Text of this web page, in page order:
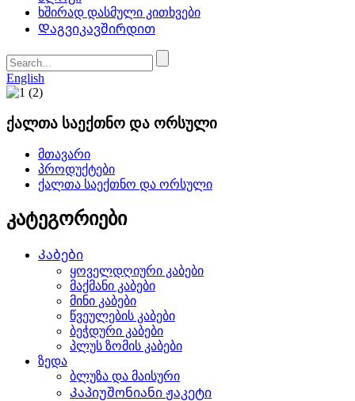
ხშირად დასმული კითხვები
Დაგვიკავშირდით
English
ქალთა საექთნო და ორსული
მთავარი
პროდუქტები
ქალთა საექთნო და ორსული
კატეგორიები
Კაბები
ყოველდღიური კაბები
მაქმანი კაბები
მინი კაბები
წვეულების კაბები
ბეჭდური კაბები
პლუს ზომის კაბები
ზედა
ბლუზა და მაისური
Კაპიუშონიანი ჟაკეტი